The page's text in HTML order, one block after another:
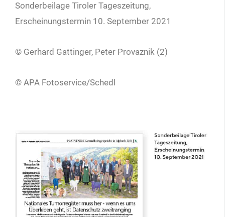
Sonderbeilage Tiroler Tageszeitung,
Erscheinungstermin 10. September 2021
© Gerhard Gattinger, Peter Provaznik (2)
© APA Fotoservice/Schedl